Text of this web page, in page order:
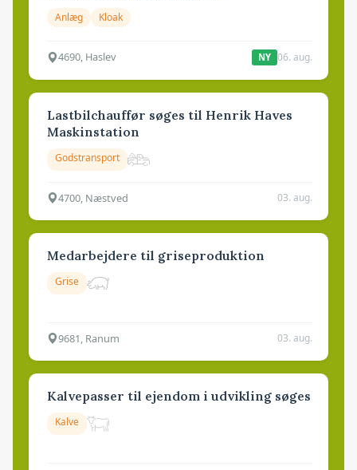
Anlæg Kloak
4690, Haslev NY 06. aug.
Lastbilchauffør søges til Henrik Haves
Maskinstation
Godstransport
4700, Næstved 03. aug.
Medarbejdere til griseproduktion
Grise
9681, Ranum 03. aug.
Kalvepasser til ejendom i udvikling søges
Kalve